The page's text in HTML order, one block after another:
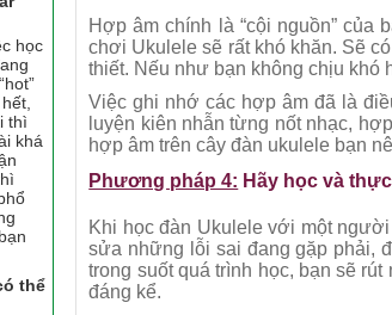
Hợp âm chính là “cội nguồn”
chơi Ukulele sẽ rất khó khăn. Sẽ
thiết. Nếu như bạn không chịu khó
Việc ghi nhớ các hợp âm đã là
luyện kiên nhẫn từng nốt nhạc,
hợp âm trên cây đàn ukulele bạn
Phương pháp 4: Hãy học và
Khi học đàn Ukulele với một
sửa những lỗi sai đang gặp phải,
trong suốt quá trình học, bạn sẽ
đáng kể.
học
thì
khá
thể